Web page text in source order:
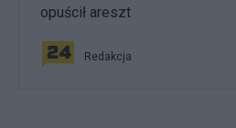
opuścił areszt
Redakcja